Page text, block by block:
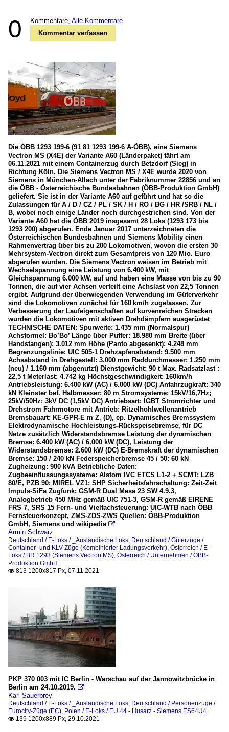
0 Kommentare, Alle Kommentare
Kommentar verfassen
Die ÖBB 1293 199-6 (91 81 1293 199-6 A-ÖBB), eine Siemens
Vectron MS (X4E) der Variante A60 (Länderpaket) fährt am
06.11.2021 mit einem Containerzug durch Betzdorf (Sieg) in
Richtung Köln. Die Siemens Vectron MS / X4E wurde 2020 von
Siemens in München-Allach unter der Fabriknummer 22856 und an
die ÖBB - Österreichische Bundesbahnen (ÖBB-Produktion GmbH)
geliefert. Sie ist in der Variante A60 auf geführt und hat so die
Zulassungen für A / D / CZ / PL / SK / H / RO / BG / HR /SRB / NL /
B, wobei noch einige Länder noch durchgestrichen sind. Von der
Variante A60 hat die ÖBB 2019 insgesamt 28 Loks (1293 173 bis
1293 200) abgerufen. Ende Januar 2017 unterzeichneten die
Österreichischen Bundesbahnen und Siemens Mobility einen
Rahmenvertrag über bis zu 200 Lokomotiven, wovon die ersten 30
Mehrsystem-Vectron direkt zum Gesamtpreis von 120 Mio. Euro
abgerufen wurden. Die Siemens Vectron weisen im Betrieb mit
Wechselspannung eine Leistung von 6.400 kW, mit
Gleichspannung 6.000 kW, auf und haben eine Masse von bis zu 90
Tonnen, die auf vier Achsen verteilt eine Achslast von 22,5 Tonnen
ergibt. Aufgrund der überwiegenden Verwendung im Güterverkehr
sind die Lokomotiven zunächst für 160 km/h zugelassen. Zur
Verbesserung der Laufeigenschaften auf kurvenreichen Strecken
wurden die Lokomotiven mit aktiven Drehdämpfern ausgerüstet
TECHNISCHE DATEN: Spurweite: 1.435 mm (Normalspur)
Achsformel: Bo’Bo’ Länge über Puffer: 18.980 mm Breite (über
Handstangen): 3.012 mm Höhe (Panto abgesenkt): 4.248 mm
Begrenzungslinie: UIC 505-1 Drehzapfenabstand: 9.500 mm
Achsabstand in Drehgestell: 3.000 mm Raddurchmesser: 1.250 mm
(neu) / 1.160 mm (abgenutzt) Dienstgewicht: 90 t Max. Radsatzlast :
22,5 t Meterlast: 4.742 kg Höchstgeschwindigkeit: 160km/h
Antriebsleistung: 6.400 kW (AC) / 6.000 kW (DC) Anfahrzugkraft: 340
kN Kleinster bef. Halbmesser: 80 m Stromsysteme: 15kV/16,7Hz;
25kV/50Hz; 3kV DC (1,5kV DC) Antriebsart: IGBT Stromrichter und
Drehstrom Fahrmotore mit Antrieb: Ritzelhohlwellenantrieb
Bremsbauart: KE-GPR-E m Z, (D), ep. Dynamisches Bremssystem
Elektrodynamische Hochleistungs-Rückspeisebremse, für DC
Netze zusätzlich Widerstandsbremse Leistung der dynamischen
Bremse: 6.400 kW (AC) / 6.000 kW (DC), Leistung der
Widerstandsbremse: 2.600 kW (DC) E-Bremskraft der dynamischen
Bremse: 150 / 240 kN Federspeicherbremse 45 / 50: 60 kN
Zugheizung: 900 kVA Betriebliche Daten:
Zugbeeinflussungssysteme: Alstom IVC ETCS L1-2 + SCMT; LZB
80/E, PZB 90; MIREL VZ1; SHP Sicherheitsfahrschaltung: Zeit-Zeit
Impuls-SiFa Zugfunk: GSM-R Dual Mesa 23 SW 4.9.3,
Analogbetrieb 450 MHz gemäß UIC 751-3, GSM-R gemäß EIRENE
FRS 7, SRS 15 Fern- und Vielfachsteuerung: UIC-WTB nach ÖBB
Fernsteuerkonzept, ZMS-ZDS-ZWS Quellen: ÖBB-Produktion
GmbH, Siemens und wikipedia 
Armin Schwarz
Deutschland / E-Loks / _Ausländische Loks, Deutschland / Güterzüge /
Container- und KLV-Züge (Kombinierter Ladungsverkehr), Österreich / E-
Loks / BR 1293 (Siemens Vectron MS), Österreich / Unternehmen / ÖBB-
Produktion GmbH
 813 1200x817 Px, 07.11.2021
PKP 370 003 mit IC Berlin - Warschau auf der Jannowitzbrücke in
Berlin am 24.10.2019. 
Karl Sauerbrey
Deutschland / E-Loks / _Ausländische Loks, Deutschland / Personenzüge /
Eurocity-Züge (EC), Polen / E-Loks / EU 44 - Husarz - Siemens ES64U4
 139 1200x889 Px, 29.10.2021